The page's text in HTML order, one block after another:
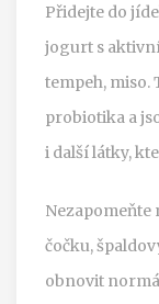
Přidejte do
jogurt s
tempeh,
probiotika a
i další látky,
Nezapomeňte
čočku,
obnovit